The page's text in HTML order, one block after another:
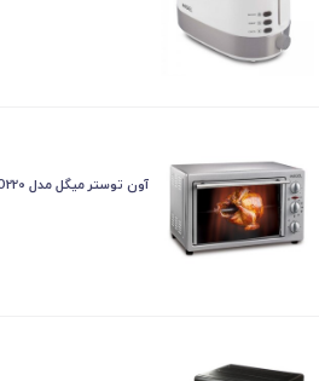
آون توستر میگل مدل GEO220